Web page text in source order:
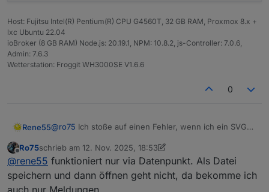
Host: Fujitsu Intel(R) Pentium(R) CPU G4560T, 32 GB RAM, Proxmox 8.x +
lxc Ubuntu 22.04
ioBroker (8 GB RAM) Node.js: 20.19.1, NPM: 10.8.2, js-Controller: 7.0.6,
Admin: 7.6.3
Wetterstation: Froggit WH3000SE V1.6.6
0
Rene55@ro75 Ich stoße auf einen Fehler, wenn ich ein SVG
XML-Verarbeitungsfehler: Präfix nicht an einen
Adresse: file:///Z:/Dokumentationen/ioBroker/
Zeile Nr. 49, Spalte 7:
<use xlink:href="#boltSymbol-b-
Offline
Ro75schrieb am 12. Nov. 2025, 18:53
zuletzt editiert von Ro7511. Dez. 2025, 19:57
@rene55 funktioniert nur via Datenpunkt. Als Datei
speichern und dann öffnen geht nicht, da bekomme ich